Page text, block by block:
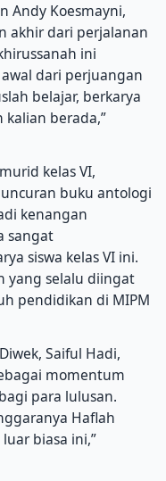
Andy Koesmayni,
akhir dari perjalanan
ini
dari perjuangan
belajar, berkarya
berada,”
kelas VI,
buku antologi
kenangan
sangat
siswa kelas VI ini.
yang selalu diingat
pendidikan di MIPM
Saiful Hadi,
momentum
para lulusan.
Haflah
biasa ini,”